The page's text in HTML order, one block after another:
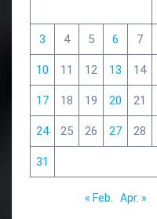
3 4 5 6 7
10 11 12 13 14
17 18 19 20 21
24 25 26 27 28
31
« Feb. Apr. »